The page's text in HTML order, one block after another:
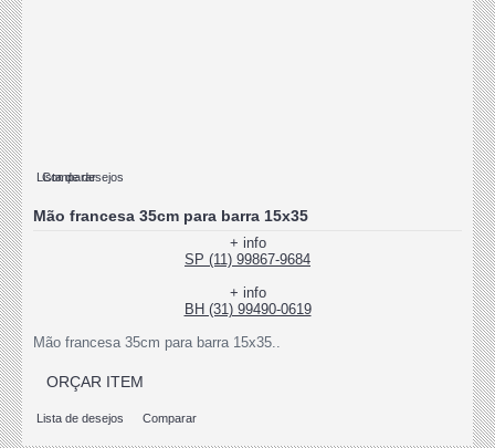
Lista de desejos
Comparar
Mão francesa 35cm para barra 15x35
+ info
SP (11) 99867-9684
+ info
BH (31) 99490-0619
Mão francesa 35cm para barra 15x35..
ORÇAR ITEM
Lista de desejos Comparar